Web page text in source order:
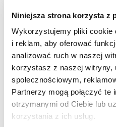
Niniejsza strona korzysta z
Wykorzystujemy pliki cookie
i reklam, aby oferować
analizować ruch w naszej
korzystasz z naszej witryny,
społecznościowym,
Partnerzy mogą połączyć te
otrzymanymi od Ciebie lub
korzystania z ich usług.
zmęczenie;
świąd;
wysypka;
ból brzucha;
kołatanie serca;
ból głowy;
przyspieszona czynność
uderzenia gorące (nagłe
obrzęk okolicy kostek;